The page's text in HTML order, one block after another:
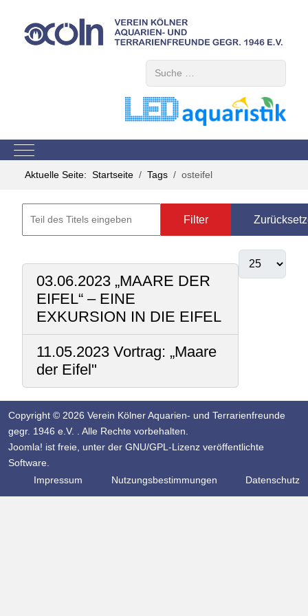
Mobile Menu Toggle
Aktuelle Seite: Startseite Tags osteifel
Filter
03.06.2023 „MAARE DER
EIFEL“ – EINE
EXKURSION IN DIE EIFEL
11.05.2023 Vortrag: „Maare
der Eifel"
Copyright © 2026 Verein Kölner Aquarien- und Terrarienfreunde
gegr. 1946 e.V. . Alle Rechte vorbehalten.
Joomla! ist freie, unter der GNU/GPL-Lizenz veröffentlichte
Software.
Impressum
Nutzungsbestimmungen Datenschutz